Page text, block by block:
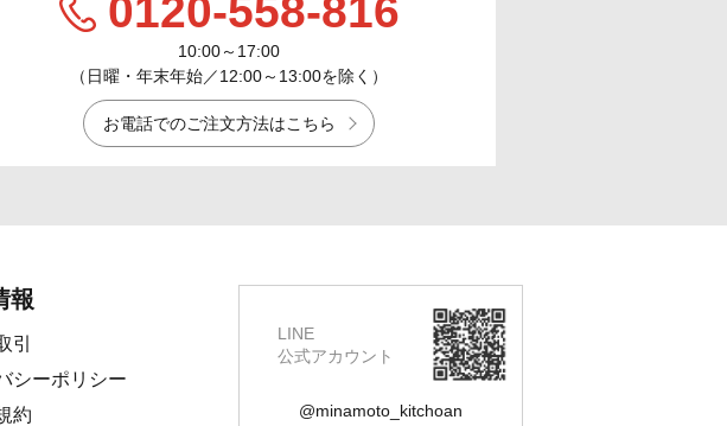
0120-558-816
10:00～17:00
（日曜・年末年始／12:00～13:00を除く）
お電話でのご注文方法はこちら
報
引
シーポリシー
約
LINE
公式アカウント
@minamoto_kitchoan